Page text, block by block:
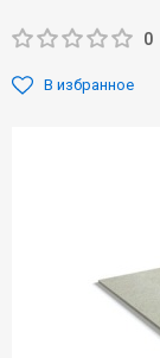
0
В избранное